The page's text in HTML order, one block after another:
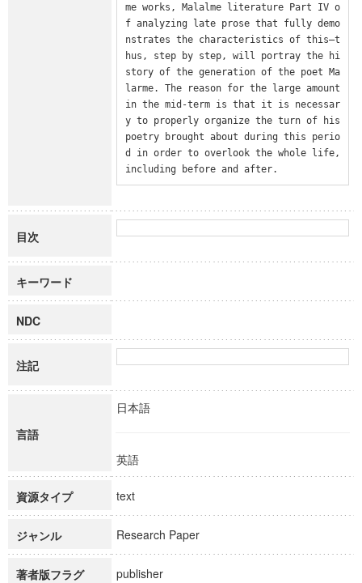
me works, Malalme literature Part IV o
f analyzing late prose that fully demo
nstrates the characteristics of this—t
hus, step by step, will portray the hi
story of the generation of the poet Ma
larme. The reason for the large amount
in the mid-term is that it is necessar
y to properly organize the turn of his
poetry brought about during this perio
d in order to overlook the whole life,
including before and after.
目次
キーワード
NDC
注記
言語
日本語
英語
資源タイプ text
ジャンル Research Paper
著者版フラグ publisher